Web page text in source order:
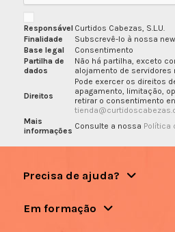
Responsável Curtidos Cabezas, S.L.U.
Finalidade
Subscrevê-lo à nossa
Base legal
Consentimento
Partilha de
dados
Não há partilha, exceto
alojamento de servidores
Direitos
Pode exercer os direitos
apagamento, limitação,
retirar o consentimento
Mais
informações Consulte a nossa Política
Precisa de ajuda?
Em formação